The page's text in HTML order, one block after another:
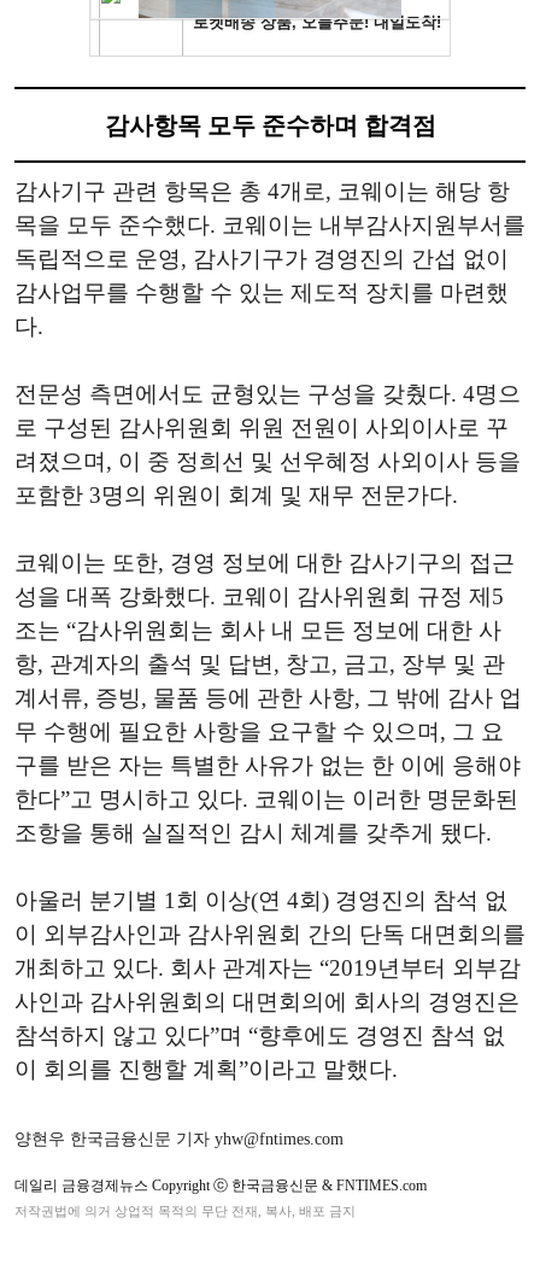
감사항목 모두 준수하며 합격점
감사기구 관련 항목은 총 4개로, 코웨이는 해당 항
목을 모두 준수했다. 코웨이는 내부감사지원부서를
독립적으로 운영, 감사기구가 경영진의 간섭 없이
감사업무를 수행할 수 있는 제도적 장치를 마련했
다.
전문성 측면에서도 균형있는 구성을 갖췄다. 4명으
로 구성된 감사위원회 위원 전원이 사외이사로 꾸
려졌으며, 이 중 정희선 및 선우혜정 사외이사 등을
포함한 3명의 위원이 회계 및 재무 전문가다.
코웨이는 또한, 경영 정보에 대한 감사기구의 접근
성을 대폭 강화했다. 코웨이 감사위원회 규정 제5
조는 “감사위원회는 회사 내 모든 정보에 대한 사
항, 관계자의 출석 및 답변, 창고, 금고, 장부 및 관
계서류, 증빙, 물품 등에 관한 사항, 그 밖에 감사 업
무 수행에 필요한 사항을 요구할 수 있으며, 그 요
구를 받은 자는 특별한 사유가 없는 한 이에 응해야
한다”고 명시하고 있다. 코웨이는 이러한 명문화된
조항을 통해 실질적인 감시 체계를 갖추게 됐다.
아울러 분기별 1회 이상(연 4회) 경영진의 참석 없
이 외부감사인과 감사위원회 간의 단독 대면회의를
개최하고 있다. 회사 관계자는 “2019년부터 외부감
사인과 감사위원회의 대면회의에 회사의 경영진은
참석하지 않고 있다”며 “향후에도 경영진 참석 없
이 회의를 진행할 계획”이라고 말했다.
양현우 한국금융신문 기자 yhw@fntimes.com
데일리 금융경제뉴스 Copyright ⓒ 한국금융신문 & FNTIMES.com
저작권법에 의거 상업적 목적의 무단 전재, 복사, 배포 금지